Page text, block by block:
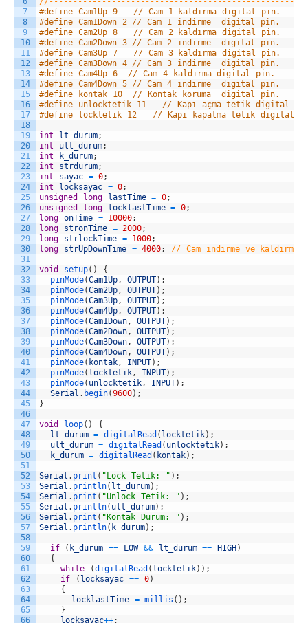
7
8
9
10
11
12
13
14
15
16
17
18
19
20
21
22
23
24
25
26
27
28
29
30
31
32
33
34
35
36
37
38
39
40
41
42
43
44
45
46
47
48
49
50
51
52
53
54
55
56
57
58
59
60
61
62
63
64
65
66
#define Cam1Up 9   // Cam 1 kaldırma digital pin.
#define Cam1Down 2 // Cam 1 indirme  digital pin.
#define Cam2Up 8   // Cam 2 kaldırma digital pin.
#define Cam2Down 3 // Cam 2 indirme  digital pin.
#define Cam3Up 7   // Cam 3 kaldırma digital pin.
#define Cam3Down 4 // Cam 3 indirme  digital pin.
#define Cam4Up 6  // Cam 4 kaldırma digital pin.
#define Cam4Down 5 // Cam 4 indirme  digital pin.
#define kontak 10  // Kontak koruma  digital pin.
#define unlocktetik 11   // Kapı açma tetik digital
#define locktetik 12   // Kapı kapatma tetik digital
int lt_durum;
int
ult_durum;
int
k_durum;
int
strdurum;
int
sayac = 0;
int
locksayac = 0;
unsigned
long lastTime = 0;
unsigned
long locklastTime = 0;
long onTime = 10000;
long
stronTime = 2000;
long
strlockTime = 1000;
long
strUpDownTime = 4000; // Cam indirme ve kaldırma
void setup( )
{
pinMode(Cam1Up, OUTPUT) ;
pinMode(Cam2Up, OUTPUT) ;
pinMode(Cam3Up, OUTPUT) ;
pinMode(Cam4Up, OUTPUT) ;
pinMode(Cam1Down, OUTPUT) ;
pinMode(Cam2Down, OUTPUT) ;
pinMode(Cam3Down, OUTPUT) ;
pinMode(Cam4Down, OUTPUT) ;
pinMode( kontak, INPUT) ;
pinMode( locktetik, INPUT) ;
pinMode( unlocktetik, INPUT) ;
Serial . begin(9600) ;
}
void loop( )
{
lt_durum = digitalRead ( locktetik) ;
ult_durum = digitalRead ( unlocktetik) ;
k_durum = digitalRead ( kontak) ;
Serial . print ( "Lock Tetik: " ) ;
Serial . println( lt_durum) ;
Serial . print ( "Unlock Tetik: " ) ;
Serial . println( ult_durum) ;
Serial . print ( "Kontak Durum: " ) ;
Serial . println( k_durum) ;
if ( k_durum == LOW && lt_durum == HIGH)
{
while
(digitalRead ( locktetik) ) ;
if
( locksayac == 0)
{
locklastTime = millis ( ) ;
}
locksayac++;